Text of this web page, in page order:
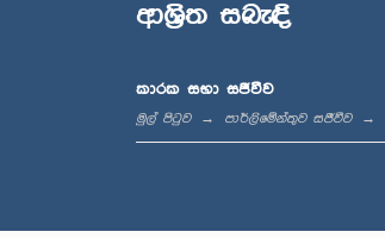
ආශ්‍රිත සබැඳි
කාරක සභා සජීවීව
මුල් පිටුව පාර්ලිමේන්තුව සජීවීව